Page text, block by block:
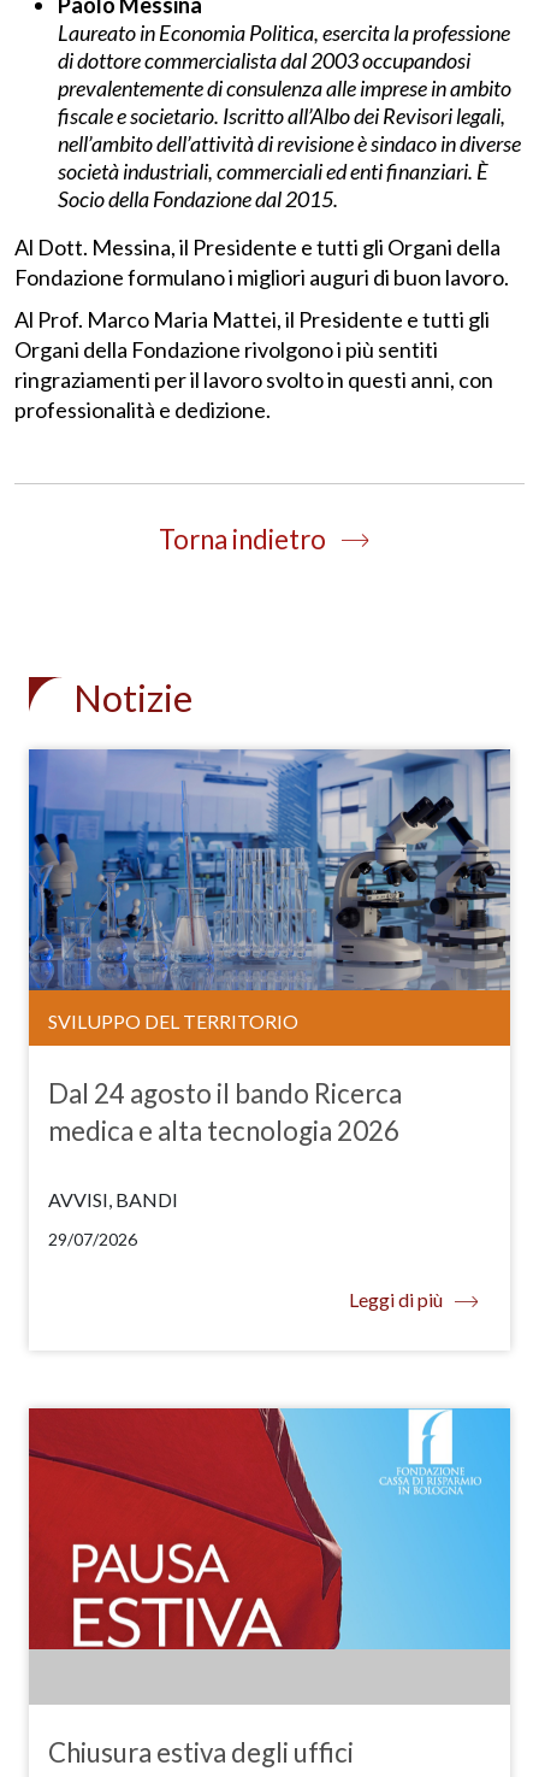
Laureato in Economia Politica,esercita la professione
di dottore commercialista dal 2003 occupandosi
prevalentemente di consulenza alle imprese in ambito
fiscale e societario. Iscritto all’Albo dei Revisori legali,
nell’ambito dell’attività di revisione è sindaco in diverse
società industriali, commerciali ed enti finanziari. È
Socio della Fondazione dal 2015.
Al Dott. Messina, il Presidente e tutti gli Organi della
Fondazione formulano i migliori auguri di buon lavoro.
Al Prof. Marco Maria Mattei, il Presidente e tutti gli
Organi della Fondazione rivolgono i più sentiti
ringraziamenti per il lavoro svolto in questi anni, con
professionalità e dedizione.
Torna indietro
Notizie
SVILUPPO DEL TERRITORIO
Dal 24 agosto il bando Ricerca
medica e alta tecnologia 2026
AVVISI, BANDI
29/07/2026
Leggi di più
Chiusura estiva degli uffici